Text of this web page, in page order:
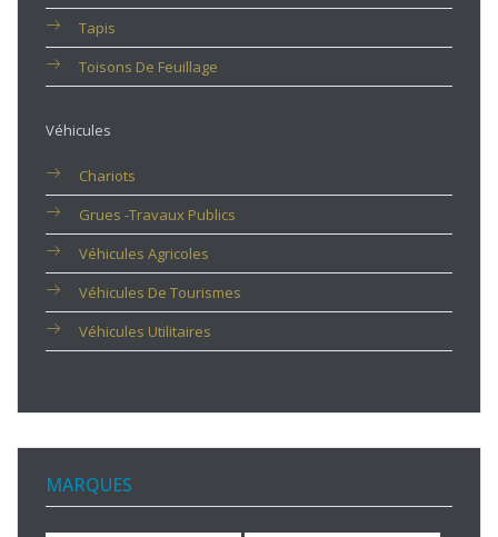
Tapis
Toisons De Feuillage
Véhicules
Chariots
Grues -travaux Publics
Véhicules Agricoles
Véhicules De Tourismes
Véhicules Utilitaires
MARQUES